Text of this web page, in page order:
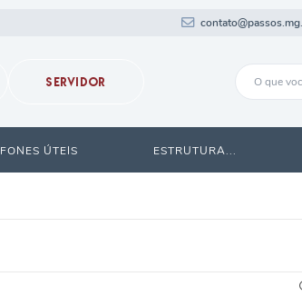
SERVIDOR
ÚTEIS ESTRUTURA...